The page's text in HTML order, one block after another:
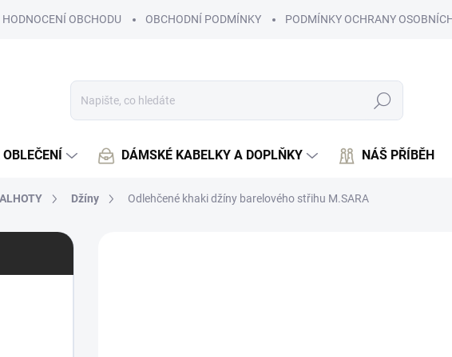
HODNOCENÍ OBCHODU OBCHODNÍ PODMÍNKY PODMÍNKY OCHRANY
Hledat
DÁMSKÉ KABELKY A DOPLŇKY NÁŠ PŘÍBĚH
Džíny Odlehčené khaki džíny barelového střihu M.SARA